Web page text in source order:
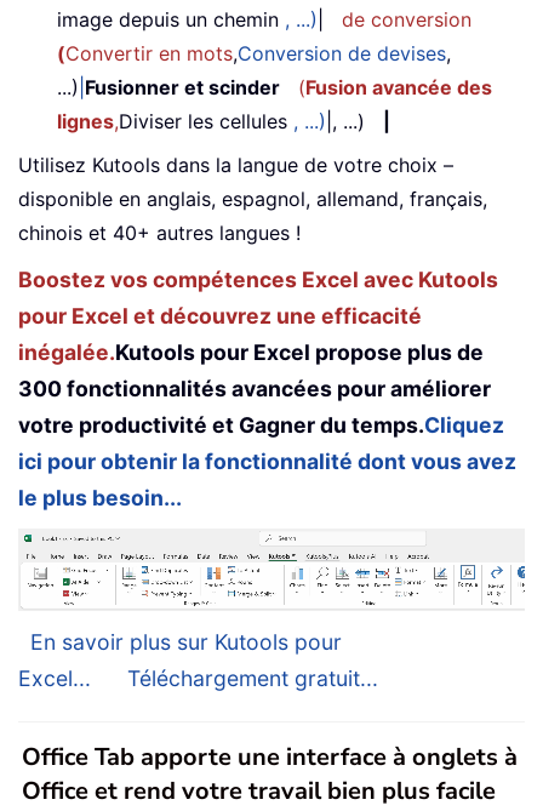
image depuis un chemin , ...)
de conversion
(Convertir en mots,Conversion de devises,
...) Fusionner et scinder (Fusion avancée des
lignes,Diviser les cellules , ...) |, ...)
Utilisez Kutools dans la langue de votre choix –
disponible en anglais, espagnol, allemand, français,
chinois et 40+ autres langues !
Boostez vos compétences Excel avec Kutools
pour Excel et découvrez une efficacité
inégalée.Kutools pour Excel propose plus de
300 fonctionnalités avancées pour améliorer
votre productivité et Gagner du temps.Cliquez
ici pour obtenir la fonctionnalité dont vous avez
le plus besoin...
En savoir plus sur Kutools pour
Excel...
Téléchargement gratuit...
Office Tab apporte une interface à onglets à
Office et rend votre travail bien plus facile